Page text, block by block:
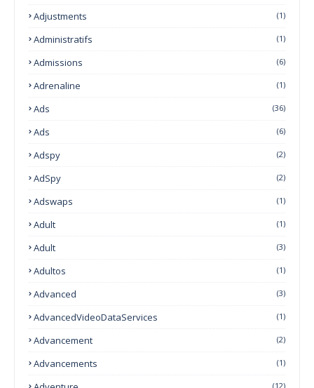
Adjustments (1)
Administratifs (1)
Admissions (6)
Adrenaline (1)
Ads (36)
Ads (6)
Adspy (2)
AdSpy (2)
Adswaps (1)
Adult (1)
Adult (3)
Adultos (1)
Advanced (3)
AdvancedVideoDataServices (1)
Advancement (2)
Advancements (1)
(12)